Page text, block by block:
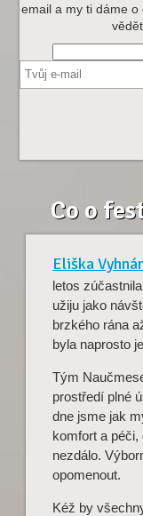
email a my ti dáme
Co o
Eliška
letos
užiju jako
brzkého rána
byla naprosto
Tým
prostředí plné
dne jsme jak
komfort a
nezdálo.
opomenout.
Kéž by